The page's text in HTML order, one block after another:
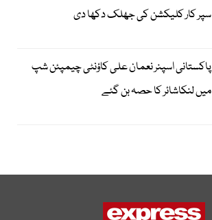
سپر کار کلیکشن کی جھلک دکھا دی
پاکستانی اسپنر نعمان علی کاؤنٹی چیمپئن شپ
میں لنکاشائر کا حصہ بن گئے